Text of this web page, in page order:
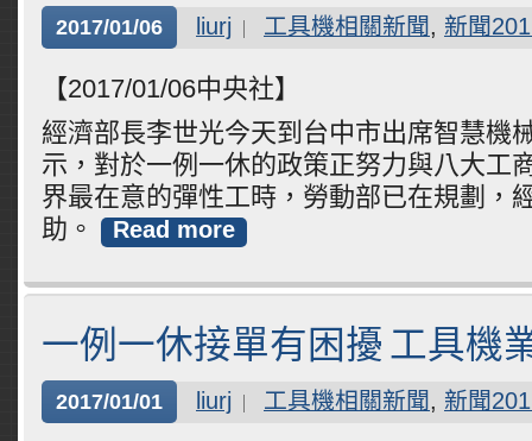
2017/01/06 liurj 工具機相關新聞, 新聞
【2017/01/06中央社】
經濟部長李世光今天到台中市出席智慧機
示，對於一例一休的政策正努力與八大工
界最在意的彈性工時，勞動部已在規劃，
助。
Read more
一例一休接單有困擾 工具機
2017/01/01 liurj 工具機相關新聞, 新聞